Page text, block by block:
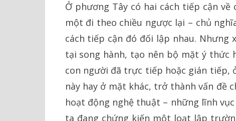
Ở phương Tây có hai cách tiếp cận
một đi theo chiều ngược lại – chủ
cách tiếp cận đó đối lập nhau.
tại song hành, tạo nên bộ mặt ý thức
con người đã trực tiếp hoặc gián tiếp,
này hay ở mặt khác, trở thành vấn đề
hoạt động nghệ thuật – những lĩnh
ta đang chứng kiến một loạt lập